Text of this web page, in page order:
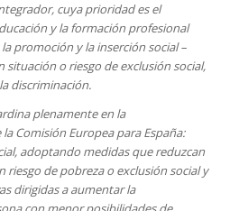
cuya prioridad es el
y la formación profesional
promoción y la inserción social –
situación o riesgo de exclusión social,
discriminación.
plenamente en la
Comisión Europea para España:
adoptando medidas que reduzcan
riesgo de pobreza o exclusión social y
dirigidas a aumentar la